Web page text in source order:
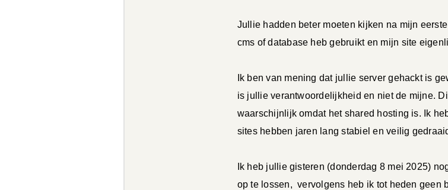
Jullie hadden beter moeten kijken na mijn
cms of database heb gebruikt en mijn site
Ik ben van mening dat jullie server gehackt is
is jullie verantwoordelijkheid en niet de mijne.
waarschijnlijk omdat het shared hosting is. Ik
sites hebben jaren lang stabiel en veilig
Ik heb jullie gisteren (donderdag 8 mei 2025)
op te lossen, vervolgens heb ik tot heden geen